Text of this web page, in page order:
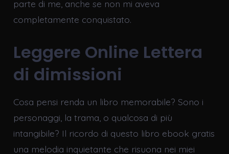
parte di me, anche se non mi aveva
completamente conquistato.
Leggere Online Lettera
di dimissioni
Cosa pensi renda un libro memorabile? Sono i
personaggi, la trama, o qualcosa di più
intangibile? Il ricordo di questo libro ebook gratis
una melodia inquietante che risuona nei miei